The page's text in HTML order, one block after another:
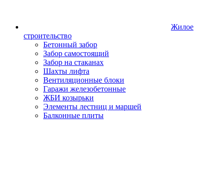
Жилое
строительство
Бетонный забор
Забор самостоящий
Забор на стаканах
Шахты лифта
Вентиляционные блоки
Гаражи железобетонные
ЖБИ козырьки
Элементы лестниц и маршей
Балконные плиты